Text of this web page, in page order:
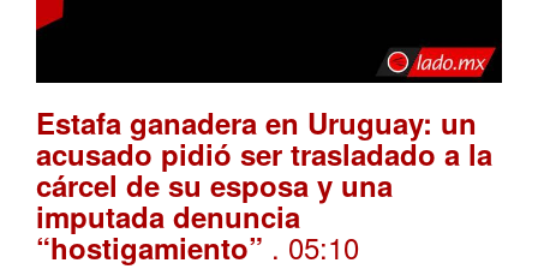
Estafa ganadera en Uruguay: un
acusado pidió ser trasladado a la
cárcel de su esposa y una
imputada denuncia
“hostigamiento” . 05:10